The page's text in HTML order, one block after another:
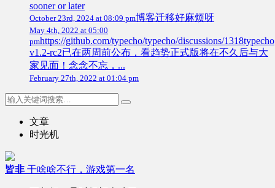
sooner or later
October 23rd, 2024 at 08:09 pm博客迁移好麻烦呀
May 4th, 2022 at 05:00
pmhttps://github.com/typecho/typecho/discussions/1318typecho
v1.2-rc2已在两周前公布，看趋势正式版将在不久后与大
家见面！念念不忘，...
February 27th, 2022 at 01:04 pm
文章
时光机
皆非 干啥啥不行，游戏第一名